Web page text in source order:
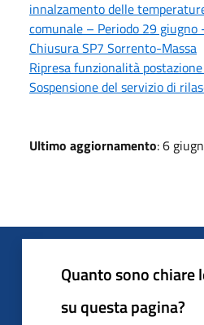
innalzamento delle
comunale – Periodo 29
Chiusura SP7 Sorrento-Massa
Ripresa funzionalità postazione
Sospensione del servizio di
Ultimo aggiornamento: 6
Quanto sono
su questa pagina?